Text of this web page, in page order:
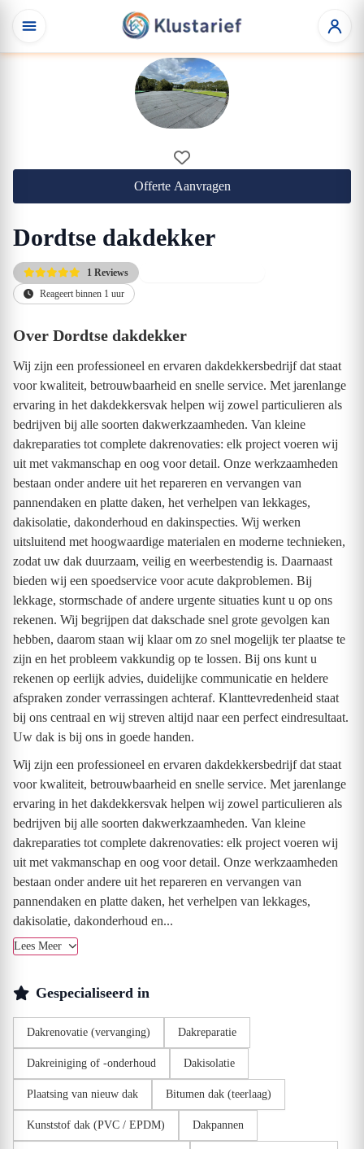
Offerte Aanvragen
Dordtse dakdekker
1 Reviews
Reageert binnen 1 uur
Over Dordtse dakdekker
Wij zijn een professioneel en ervaren dakdekkersbedrijf dat staat
voor kwaliteit, betrouwbaarheid en snelle service. Met jarenlange
ervaring in het dakdekkersvak helpen wij zowel particulieren als
bedrijven bij alle soorten dakwerkzaamheden. Van kleine
dakreparaties tot complete dakrenovaties: elk project voeren wij
uit met vakmanschap en oog voor detail. Onze werkzaamheden
bestaan onder andere uit het repareren en vervangen van
pannendaken en platte daken, het verhelpen van lekkages,
dakisolatie, dakonderhoud en dakinspecties. Wij werken
uitsluitend met hoogwaardige materialen en moderne technieken,
zodat uw dak duurzaam, veilig en weerbestendig is. Daarnaast
bieden wij een spoedservice voor acute dakproblemen. Bij
lekkage, stormschade of andere urgente situaties kunt u op ons
rekenen. Wij begrijpen dat dakschade snel grote gevolgen kan
hebben, daarom staan wij klaar om zo snel mogelijk ter plaatse te
zijn en het probleem vakkundig op te lossen. Bij ons kunt u
rekenen op eerlijk advies, duidelijke communicatie en heldere
afspraken zonder verrassingen achteraf. Klanttevredenheid staat
bij ons centraal en wij streven altijd naar een perfect eindresultaat.
Uw dak is bij ons in goede handen.
Wij zijn een professioneel en ervaren dakdekkersbedrijf dat staat
voor kwaliteit, betrouwbaarheid en snelle service. Met jarenlange
ervaring in het dakdekkersvak helpen wij zowel particulieren als
bedrijven bij alle soorten dakwerkzaamheden. Van kleine
dakreparaties tot complete dakrenovaties: elk project voeren wij
uit met vakmanschap en oog voor detail. Onze werkzaamheden
bestaan onder andere uit het repareren en vervangen van
pannendaken en platte daken, het verhelpen van lekkages,
dakisolatie, dakonderhoud en...
Lees Meer
Gespecialiseerd in
Dakrenovatie (vervanging) Dakreparatie
Dakreiniging of -onderhoud Dakisolatie
Plaatsing van nieuw dak Bitumen dak (teerlaag)
Kunststof dak (PVC / EPDM) Dakpannen